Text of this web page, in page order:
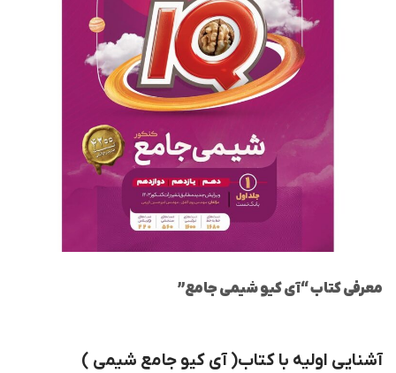
معرفی کتاب “آی کیو شیمی جامع”
آشنایی اولیه با کتاب( آی کیو جامع شیمی )